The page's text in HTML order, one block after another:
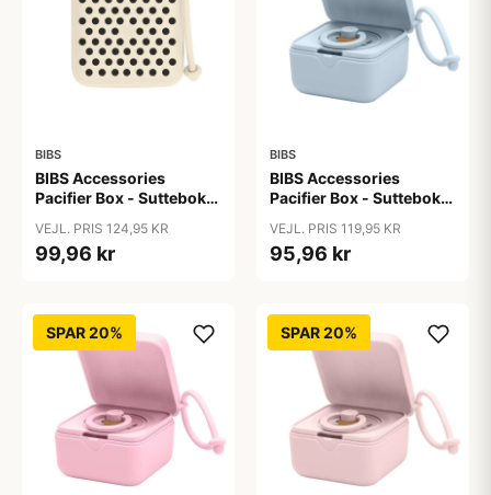
BIBS
BIBS Accessories
Pacifier Box - Sutteboks
Ivory/Black
VEJL. PRIS 124,95 KR
99,96 kr
BIBS
BIBS Accessories
Pacifier Box - Sutteboks
Baby Blue
VEJL. PRIS 119,95 KR
95,96 kr
SPAR 20% SPAR 20%